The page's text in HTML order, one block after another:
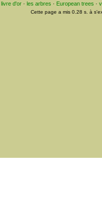
livre d'or · les arbres · European trees ·
Cette page a mis 0.28 s. à